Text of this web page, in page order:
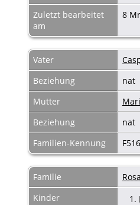
Zuletzt bearbeitet
am
8
Vater
Beziehung
nat
Mutter
Beziehung
nat
Familien-Kennung
Familie
Kinder
1.